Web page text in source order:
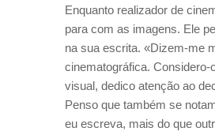
Enquanto realizador de
para com as imagens. Ele
na sua escrita. «Dizem-me
cinematográfica. Considero-
visual, dedico atenção ao
Penso que também se
eu escreva, mais do que